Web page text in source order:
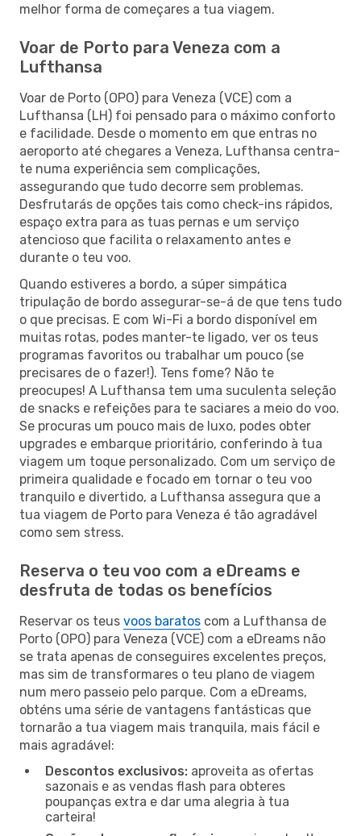
melhor forma de começares a tua viagem.
Voar de Porto para Veneza com a
Lufthansa
Voar de Porto (OPO) para Veneza (VCE) com a
Lufthansa (LH) foi pensado para o máximo conforto
e facilidade. Desde o momento em que entras no
aeroporto até chegares a Veneza, Lufthansa centra-
te numa experiência sem complicações,
assegurando que tudo decorre sem problemas.
Desfrutarás de opções tais como check-ins rápidos,
espaço extra para as tuas pernas e um serviço
atencioso que facilita o relaxamento antes e
durante o teu voo.
Quando estiveres a bordo, a súper simpática
tripulação de bordo assegurar-se-á de que tens tudo
o que precisas. E com Wi-Fi a bordo disponível em
muitas rotas, podes manter-te ligado, ver os teus
programas favoritos ou trabalhar um pouco (se
precisares de o fazer!). Tens fome? Não te
preocupes! A Lufthansa tem uma suculenta seleção
de snacks e refeições para te saciares a meio do voo.
Se procuras um pouco mais de luxo, podes obter
upgrades e embarque prioritário, conferindo à tua
viagem um toque personalizado. Com um serviço de
primeira qualidade e focado em tornar o teu voo
tranquilo e divertido, a Lufthansa assegura que a
tua viagem de Porto para Veneza é tão agradável
como sem stress.
Reserva o teu voo com a eDreams e
desfruta de todas os benefícios
Reservar os teus voos baratos com a Lufthansa de
Porto (OPO) para Veneza (VCE) com a eDreams não
se trata apenas de conseguires excelentes preços,
mas sim de transformares o teu plano de viagem
num mero passeio pelo parque. Com a eDreams,
obténs uma série de vantagens fantásticas que
tornarão a tua viagem mais tranquila, mais fácil e
mais agradável:
Descontos exclusivos: aproveita as ofertas
sazonais e as vendas flash para obteres
poupanças extra e dar uma alegria à tua
carteira!